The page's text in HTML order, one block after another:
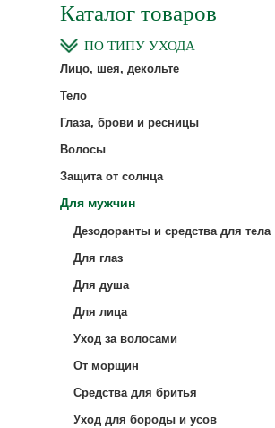
Каталог товаров
ПО ТИПУ УХОДА
Лицо, шея, декольте
Тело
Глаза, брови и ресницы
Волосы
Защита от солнца
Для мужчин
Дезодоранты и средства для тела
Для глаз
Для душа
Для лица
Уход за волосами
От морщин
Средства для бритья
Уход для бороды и усов